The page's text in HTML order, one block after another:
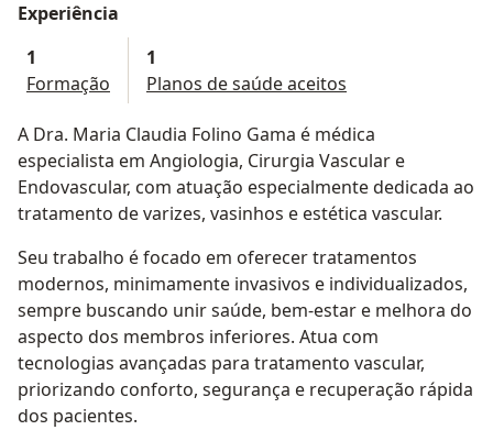
Experiência
1
Formação
1
Planos de saúde aceitos
A Dra. Maria Claudia Folino Gama é médica
especialista em Angiologia, Cirurgia Vascular e
Endovascular, com atuação especialmente dedicada ao
tratamento de varizes, vasinhos e estética vascular.
Seu trabalho é focado em oferecer tratamentos
modernos, minimamente invasivos e individualizados,
sempre buscando unir saúde, bem-estar e melhora do
aspecto dos membros inferiores. Atua com
tecnologias avançadas para tratamento vascular,
priorizando conforto, segurança e recuperação rápida
dos pacientes.